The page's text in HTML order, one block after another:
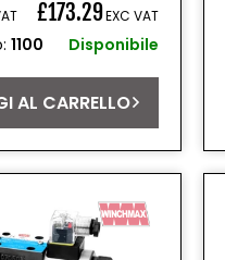
£173.29EXC VAT
1100 Disponibile
AL CARRELLO